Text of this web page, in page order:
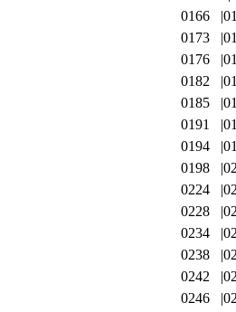
0166
0173
0176
0182
0185
0191
0194
0198
0224
0228
0234
0238
0242
0246